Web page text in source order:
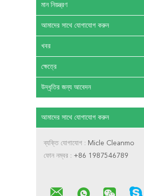
মান নিয়ন্ত্রণ
আমাদের সাথে যোগাযোগ করুন
খবর
ক্ষেত্রে
উদ্ধৃতির জন্য আবেদন
আমাদের সাথে যোগাযোগ করুন
ব্যক্তি যোগাযোগ : Micle Cleanmo
ফোন নম্বর : +86 1987546789